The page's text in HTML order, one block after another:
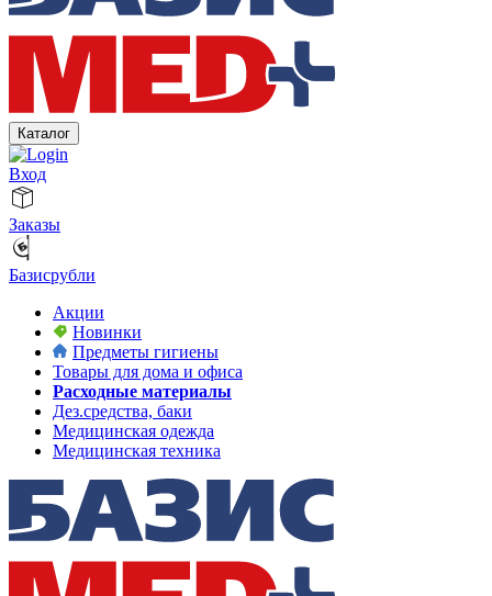
Каталог
Вход
Заказы
Базисрубли
Акции
Новинки
Предметы гигиены
Товары для дома и офиса
Расходные материалы
Дез.средства, баки
Медицинская одежда
Медицинская техника